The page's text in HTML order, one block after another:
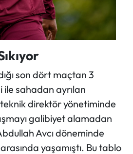
son dört maçtan 3
ile sahadan ayrılan
direktör yönetiminde
galibiyet alamadan
Avcı döneminde
yaşamıştı. Bu tablo